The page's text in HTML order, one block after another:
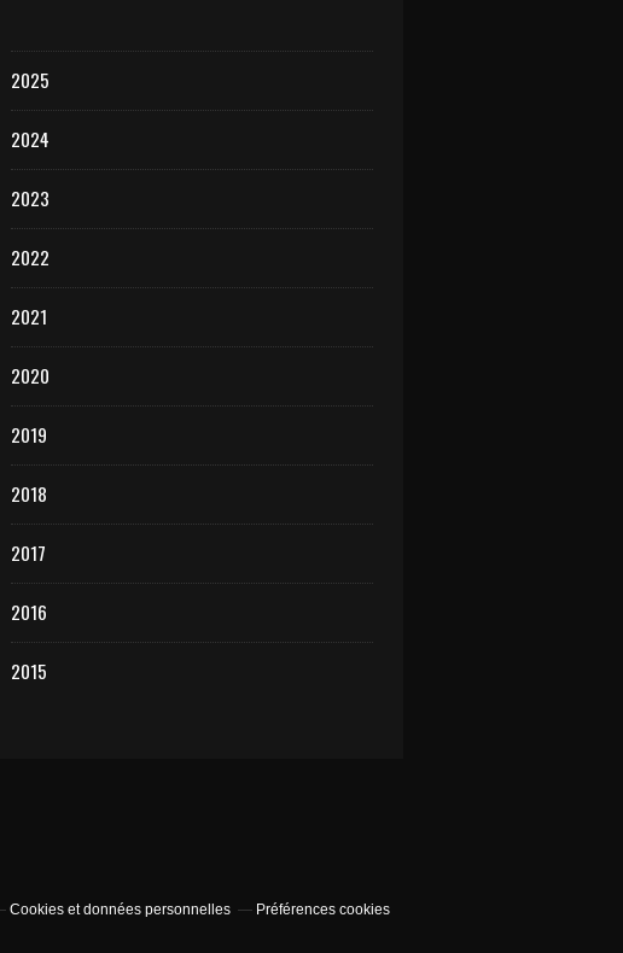
2025
2024
2023
2022
2021
2020
2019
2018
2017
2016
2015
Cookies et données personnelles Préférences cookies